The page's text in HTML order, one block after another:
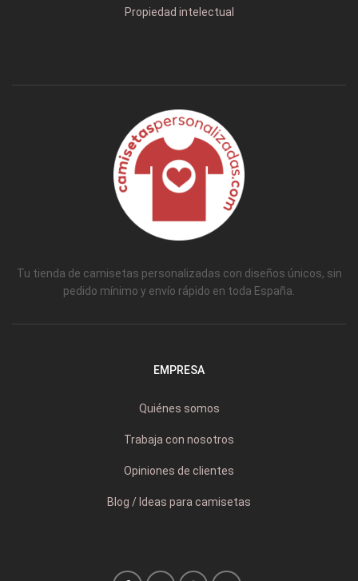
Propiedad intelectual
Tu tienda de camisetas personalizadas con diseños únicos, sin
pedido mínimo y envío rápido en toda España.
EMPRESA
Quiénes somos
Trabaja con nosotros
Opiniones de clientes
Blog / Ideas para camisetas